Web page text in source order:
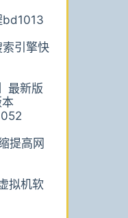
bd1013
索引擎快
最新版
提高网
拟机软